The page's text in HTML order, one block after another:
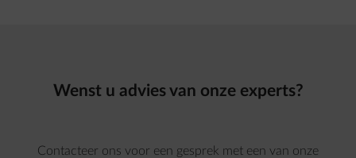
Wenst u advies van onze experts?
Contacteer ons voor een gesprek met een van onze